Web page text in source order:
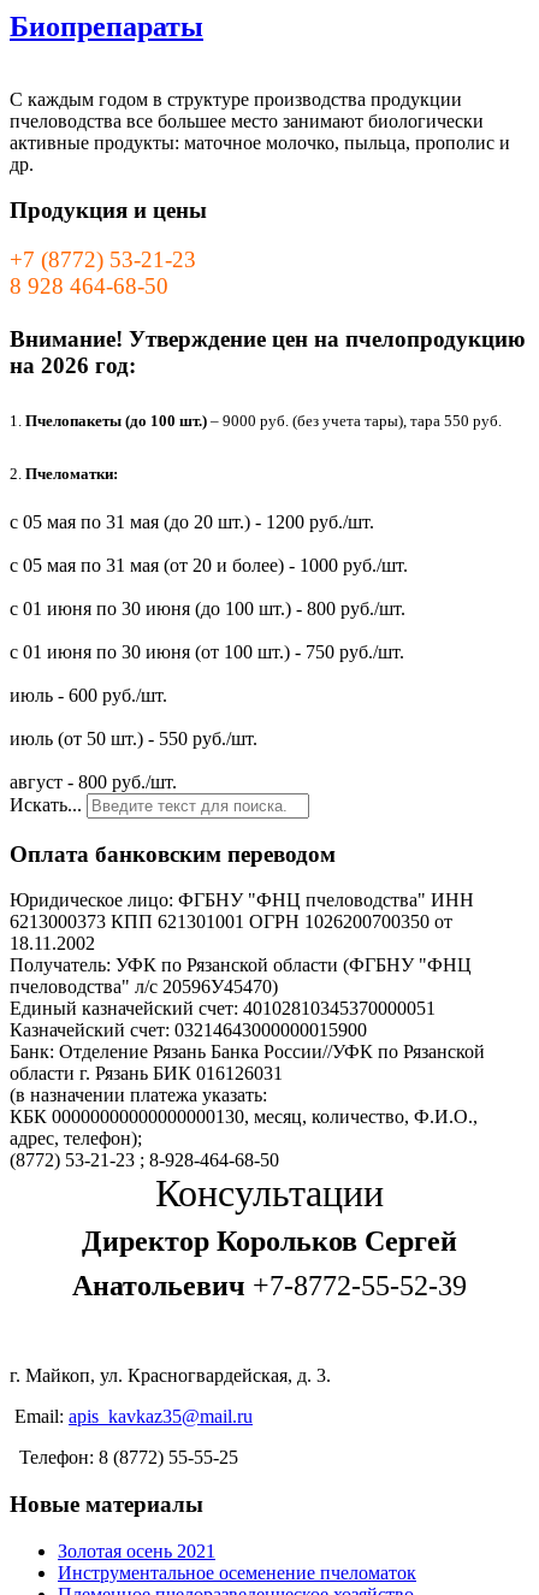
Биопрепараты
С каждым годом в структуре производства продукции
пчеловодства все большее место занимают биологически
активные продукты: маточное молочко, пыльца, прополис и
др.
Продукция и цены
+7 (8772) 53-21-23
8 928 464-68-50
Внимание! Утверждение цен на пчелопродукцию
на 2026 год:
1. Пчелопакеты (до 100 шт.) – 9000 руб. (без учета тары), тара 550 руб.
2. Пчеломатки:
с 05 мая по 31 мая (до 20 шт.) - 1200 руб./шт.
c 05 мая по 31 мая (от 20 и более) - 1000 руб./шт.
с 01 июня по 30 июня (до 100 шт.) - 800 руб./шт.
с 01 июня по 30 июня (от 100 шт.) - 750 руб./шт.
июль - 600 руб./шт.
июль (от 50 шт.) - 550 руб./шт.
август - 800 руб./шт.
Искать...
Оплата банковским переводом
Юридическое лицо: ФГБНУ "ФНЦ пчеловодства" ИНН
6213000373 КПП 621301001 ОГРН 1026200700350 от
18.11.2002
Получатель: УФК по Рязанской области (ФГБНУ "ФНЦ
пчеловодства" л/с 20596У45470)
Единый казначейский счет: 40102810345370000051
Казначейский счет: 03214643000000015900
Банк: Отделение Рязань Банка России//УФК по Рязанской
области г. Рязань БИК 016126031
(в назначении платежа указать:
КБК 00000000000000000130, месяц, количество, Ф.И.О.,
адрес, телефон);
(8772) 53-21-23 ; 8-928-464-68-50
Консультации
Директор Корольков Сергей
Анатольевич +7-8772-55-52-39
г. Майкоп, ул. Красногвардейская, д. 3.
Email: apis_kavkaz35@mail.ru
Телефон: 8 (8772) 55-55-25
Новые материалы
Золотая осень 2021
Инструментальное осеменение пчеломаток